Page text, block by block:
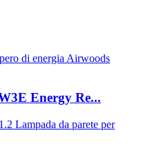
Energy Re...